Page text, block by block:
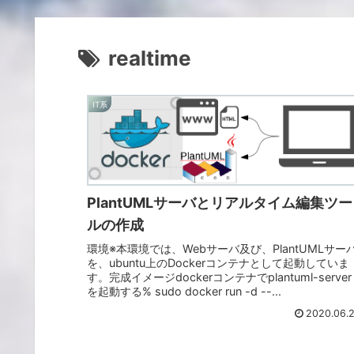
realtime
IT系
PlantUMLサーバとリアルタイム編集ツー
ルの作成
環境※本環境では、Webサーバ及び、PlantUMLサー
を、ubuntu上のDockerコンテナとして起動していま
す。完成イメージdockerコンテナでplantuml-server
を起動する% sudo docker run -d --...